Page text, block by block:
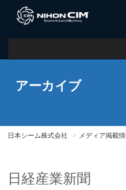
アーカイブ
日本シーム株式会社 メディア掲載
日経産業新聞